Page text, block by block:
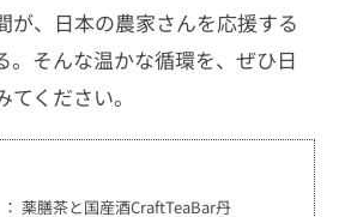
が、日本の農家さんを応援する
。そんな温かな循環を、ぜひ日
ください。
茶と国産酒CraftTeaBar丹